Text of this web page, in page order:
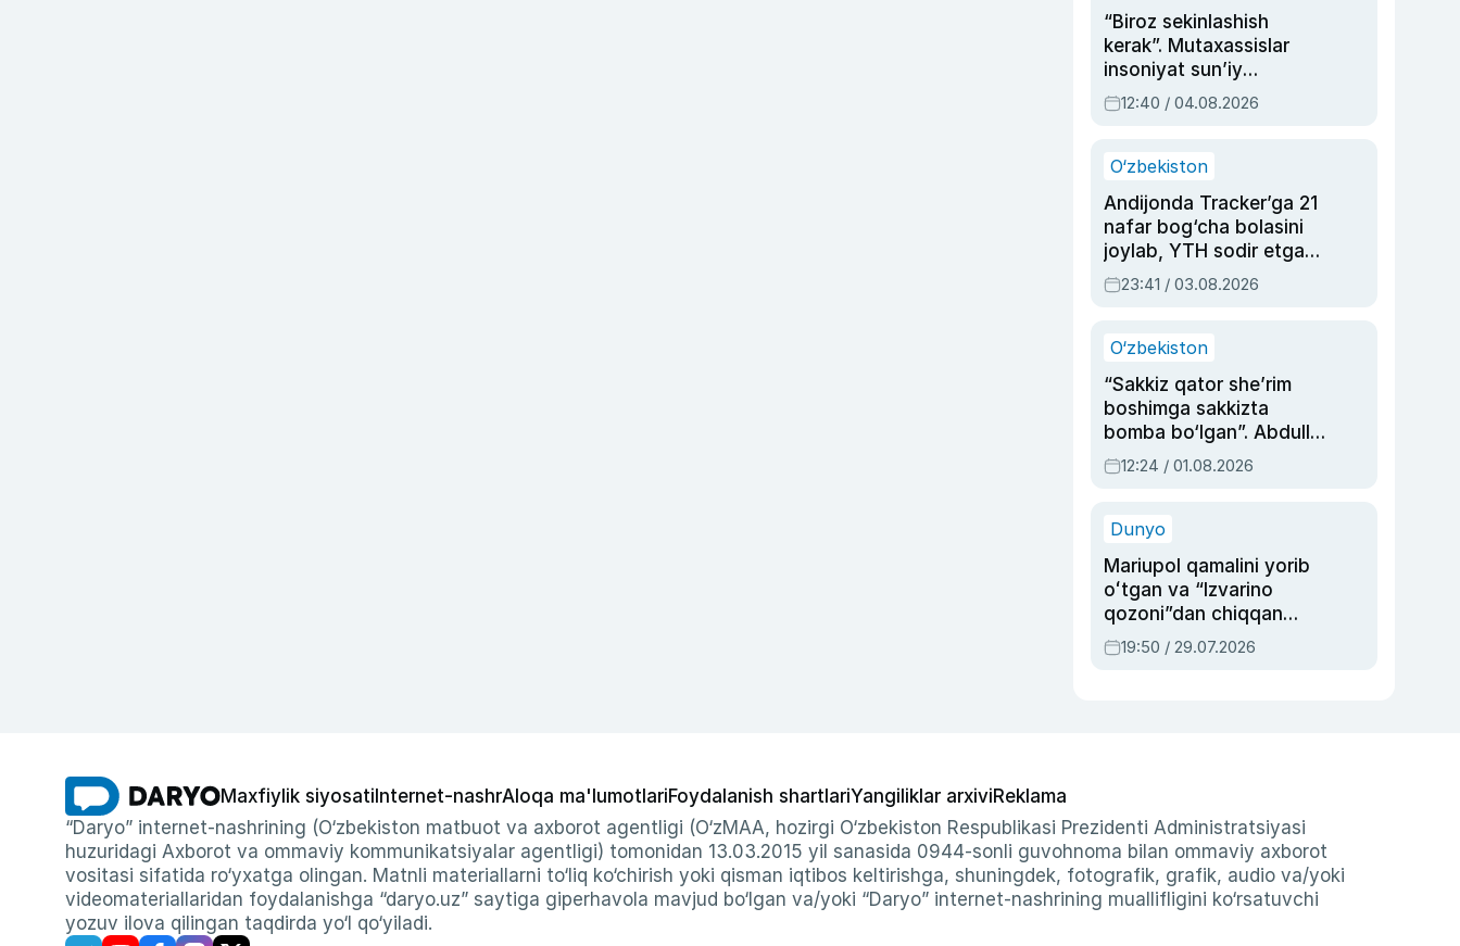
“Biroz sekinlashish
kerak”. Mutaxassislar
insoniyat sun’iy
intellektni boshqara
olmay qolishidan xavotir
12:40 / 04.08.2026
O‘zbekiston
Andijonda Tracker’ga 21
nafar bog‘cha bolasini
joylab, YTH sodir etgan
ayolga sud hukmi o‘qildi
23:41 / 03.08.2026
O‘zbekiston
“Sakkiz qator she’rim
boshimga sakkizta
bomba bo‘lgan”. Abdulla
Oripovni siyosiy
ayblovlardan asrab
12:24 / 01.08.2026
Dunyo
Mariupol qamalini yorib
oʻtgan va “Izvarino
qozoni”dan chiqqan
qahramon — Ukraina
armiyasi bosh
19:50 / 29.07.2026
Maxfiylik siyosati Internet-nashrAloqa ma'lumotlariFoydalanish shartlariYangiliklar arxiviReklama
“Daryo” internet-nashrining (O‘zbekiston matbuot va axborot agentligi (O‘zMAA, hozirgi O‘zbekiston Respublikasi Prezidenti Administratsiyasi
huzuridagi Axborot va ommaviy kommunikatsiyalar agentligi) tomonidan 13.03.2015 yil sanasida 0944-sonli guvohnoma bilan ommaviy axborot
vositasi sifatida ro‘yxatga olingan. Matnli materiallarni to‘liq ko‘chirish yoki qisman iqtibos keltirishga, shuningdek, fotografik, grafik, audio va/yoki
videomateriallaridan foydalanishga “daryo.uz” saytiga giperhavola mavjud bo‘lgan va/yoki “Daryo” internet-nashrining muallifligini ko‘rsatuvchi
yozuv ilova qilingan taqdirda yo‘l qo‘yiladi.